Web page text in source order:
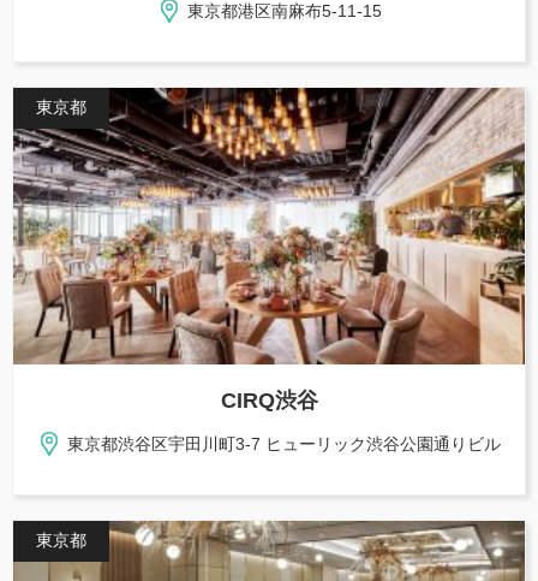
東京都港区南麻布5-11-15
東京都
CIRQ渋谷
東京都渋谷区宇田川町3-7 ヒューリック渋谷公園通りビル
東京都